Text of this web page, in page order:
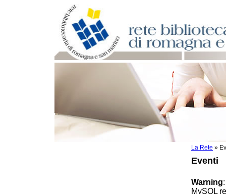
La Rete »
Eventi
Warning
MySQL